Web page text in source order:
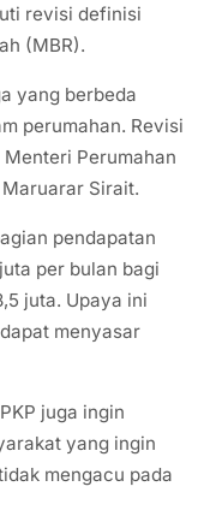
revisi definisi
(MBR).
yang berbeda
perumahan. Revisi
Perumahan
Sirait.
pendapatan
per bulan bagi
juta. Upaya ini
menyasar
juga ingin
yang ingin
mengacu pada